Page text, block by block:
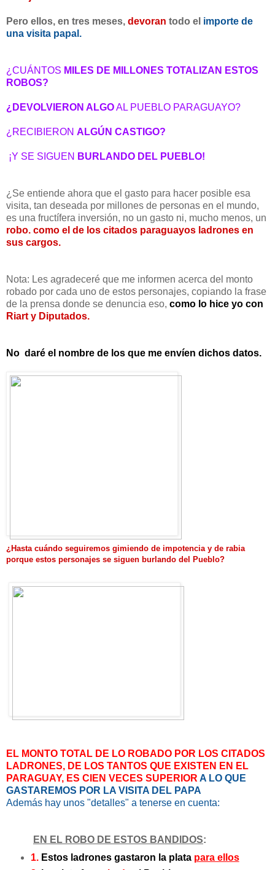
Pero ellos, en tres meses, devoran todo el importe de
una visita papal.
¿CUÁNTOS MILES DE MILLONES TOTALIZAN ESTOS
ROBOS?
¿DEVOLVIERON ALGOAL PUEBLO PARAGUAYO?
¿RECIBIERON ALGÚN CASTIGO?
¡Y SE SIGUEN BURLANDO DEL PUEBLO!
¿Se entiende ahora que el gasto para hacer posible esa
visita, tan deseada por millones de personas en el mundo,
es una fructífera inversión, no un gasto ni, mucho menos, un
robo. como el de los citados paraguayos ladrones en
sus cargos.
Nota: Les agradeceré que me informen acerca del monto
robado por cada uno de estos personajes, copiando la frase
de la prensa donde se denuncia eso, como lo hice yo con
Riart y Diputados.
No daré el nombre de los que me envíen dichos datos.
¿Hasta cuándo seguiremos gimiendo de impotencia y de rabia
porque estos personajes se siguen burlando del Pueblo?
EL MONTO TOTAL DE LO ROBADO POR LOS CITADOS
LADRONES, DE LOS TANTOS QUE EXISTEN EN EL
PARAGUAY, ES CIEN VECES SUPERIOR A LO QUE
GASTAREMOS POR LA VISITA DEL PAPA
Además hay unos "detalles" a tenerse en cuenta:
EN EL ROBO DE ESTOS BANDIDOS:
1. Estos ladrones gastaron la plata para ellos